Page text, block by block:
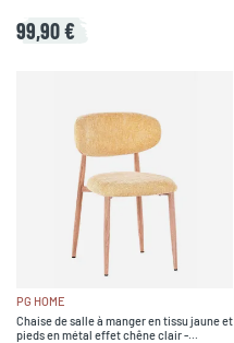
99,90 €
PG HOME
Chaise de salle à manger en tissu jaune et
pieds en métal effet chêne clair -